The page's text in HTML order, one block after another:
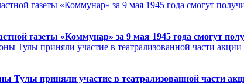
газеты «Коммунар» за 9 мая 1945 года смогут
Тулы приняли участие в театрализованной части